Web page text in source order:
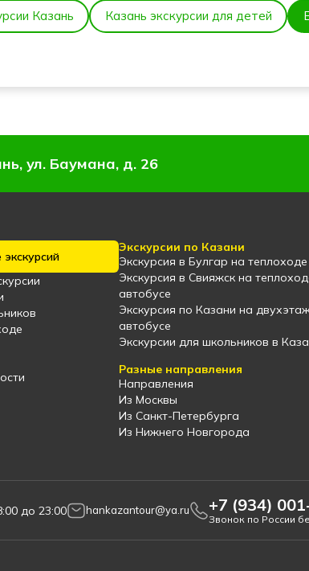
Казань Казань экскурсии для детей
ул. Баумана, д. 26
Экскурсии по Казани
Экскурсия в Булгар на теплоходе
Экскурсия в Свияжск на
автобусе
Экскурсия по Казани на
автобусе
Экскурсии для школьников в
Разные направления
Направления
Из Москвы
Из Санкт-Петербурга
Из Нижнего Новгорода
до 23:00 hankazantour@ya.ru +7 (934)
Звонок по России